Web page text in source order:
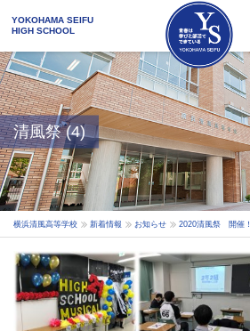
YOKOHAMA SEIFU
HIGH SCHOOL
清風祭 (4)
横浜清風高等学校 新着情報 お知らせ 2020清風祭 開催！